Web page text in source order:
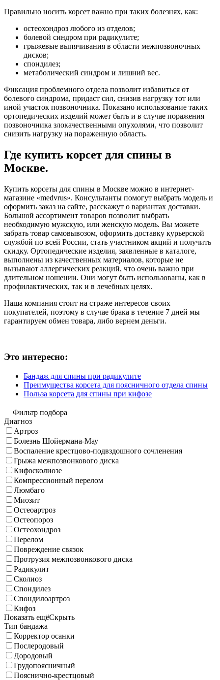
Правильно носить корсет важно при таких болезнях, как:
остеохондроз любого из отделов;
болевой синдром при радикулите;
грыжевые выпячивания в области межпозвоночных
дисков;
спондилез;
метаболический синдром и лишний вес.
Фиксация проблемного отдела позволит избавиться от
болевого синдрома, придаст сил, снизив нагрузку тот или
иной участок позвоночника. Показано использование таких
ортопедических изделий может быть и в случае поражения
позвоночника злокачественными опухолями, что позволит
снизить нагрузку на пораженную область.
Где купить корсет для спины в
Москве.
Купить корсеты для спины в Москве можно в интернет-
магазине «medvrus». Консультанты помогут выбрать модель и
оформить заказ на сайте, расскажут о вариантах доставки.
Большой ассортимент товаров позволит выбрать
необходимую мужскую, или женскую модель. Вы можете
забрать товар самовывозом, оформить доставку курьерской
службой по всей России, стать участником акций и получить
скидку. Ортопедические изделия, заявленные в каталоге,
выполнены из качественных материалов, которые не
вызывают аллергических реакций, что очень важно при
длительном ношении. Они могут быть использованы, как в
профилактических, так и в лечебных целях.
Наша компания стоит на страже интересов своих
покупателей, поэтому в случае брака в течение 7 дней мы
гарантируем обмен товара, либо вернем деньги.
Это интересно:
Бандаж для спины при радикулите
Преимущества корсета для поясничного отдела спины
Польза корсета для спины при кифозе
Фильтр подбора
Диагноз
Артроз
Болезнь Шойермана-Мау
Воспаление крестцово-подвздошного сочленения
Грыжа межпозвонкового диска
Кифосколиозе
Компрессионный перелом
Люмбаго
Миозит
Остеоартроз
Остеопороз
Остеохондроз
Перелом
Повреждение связок
Протрузия межпозвонкового диска
Радикулит
Сколиоз
Спондилез
Спондилоартроз
Кифоз
Показать ещёСкрыть
Тип бандажа
Корректор осанки
Послеродовый
Дородовый
Грудопоясничный
Пояснично-крестцовый